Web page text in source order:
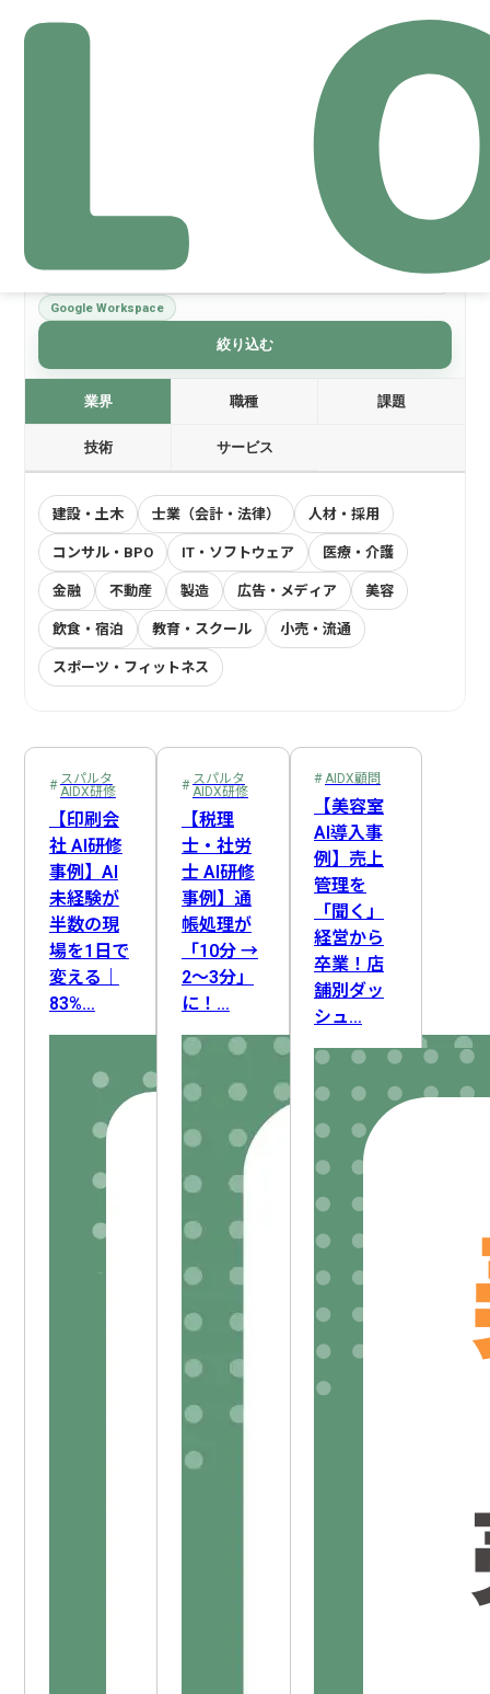
Google Workspace
絞り込む
業界 職種 課題
技術 サービス
建設・土木 士業（会計・法律） 人材・採用
コンサル・BPO IT・ソフトウェア 医療・介護
金融 不動産 製造 広告・メディア 美容
飲食・宿泊 教育・スクール 小売・流通
スポーツ・フィットネス
マーケティング サロンオーナー 人事
DX推進担当 管理職
カスタマーサポート 情報システム 製造・納品管理
物流・配送 歯科衛生士 歯科医師 医療従事者
訪問サービス担当 IT・コンサル
売上管理 事前準備
新人教育 複数店舗管理 資金管理
ヒヤリーハット検知 DX推進体制構築 後追い
請求・支払 ナレッジ管理 全社DX方針策定
広告・制作 決算・報告 ノウハウ継承
SNS運用 問い合わせ対応 業務効率化 方向性選定
ライティング FAQ・ナレッジ作成 要件定義
顧客情報整理
アフターフォロー AI人材育成
IT資産管理 AIリテラシー向上 社員管理
セキュリティ対応 組織変革 教育・研修
生産計画・スケジューリング 新人育成 勤怠・労務
情報収集 文書管理
LINE API AI戦略策定
Claude Google Cloud 音声認識AI
NotebookLM 生成AI プロンプトエンジニアリング
Google Apps Script ChatGPT Gemini
Google Workspace Google Workflows
スパルタ
AIDX研修
【印刷会
社 AI研修
事例】AI
未経験が
半数の現
場を1日で
変える｜
83%…
スパルタ
AIDX研修
【税理
士・社労
士 AI研修
事例】通
帳処理が
「10分 →
2〜3分」
に！…
AIDX顧問
【美容室
AI導入事
例】売上
管理を
「聞く」
経営から
卒業！店
舗別ダッ
シュ…